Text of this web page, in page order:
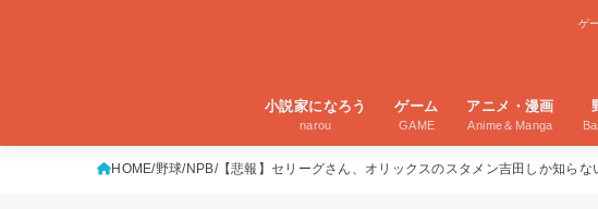
ゲ
小説家になろう
narou
ゲーム
GAME
アニメ・漫画
Anime＆Manga
HOME 野球 NPB 【悲報】セリーグさん、オリックスのスタメン吉田しか知らな